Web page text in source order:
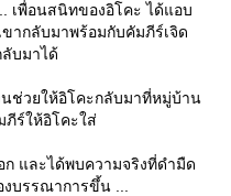
เพื่อนสนิทของอิโคะ ได้แอบ
ากลับมาพร้อมกับคัมภีร์เจิด
บมาได้
ช่วยให้อิโคะกลับมาที่หมู่บ้าน
ภีร์ให้อิโคะใส่
ก และได้พบความจริงที่ดำมืด
งบรรณาการขึ้น ...